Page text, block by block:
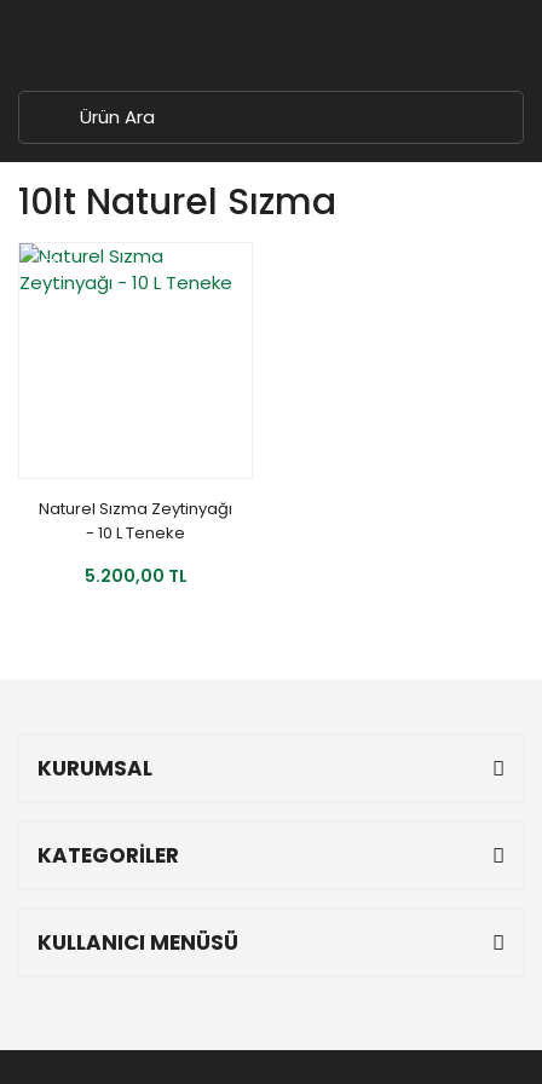
10lt Naturel Sızma
YENİ
Naturel Sızma Zeytinyağı
- 10 L Teneke
5.200,00 TL
KURUMSAL
KATEGORİLER
KULLANICI MENÜSÜ